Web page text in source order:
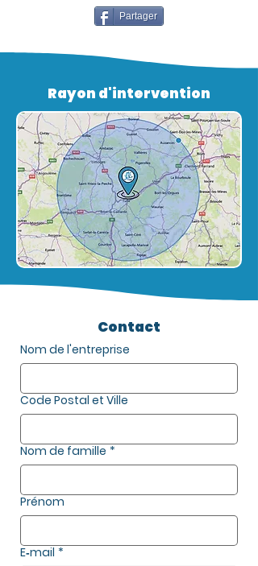
Partager
Rayon d'intervention
Contact
Nom de l'entreprise
Code Postal et Ville
Nom de famille *
Prénom
E‑mail *